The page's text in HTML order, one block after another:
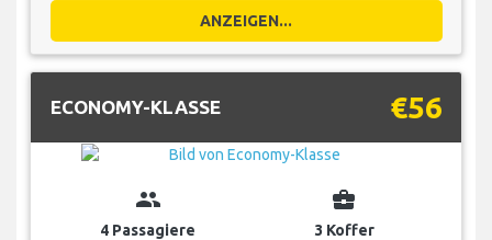
ANZEIGEN...
ECONOMY-KLASSE €56
group
4 Passagiere
business_center
3 Koffer